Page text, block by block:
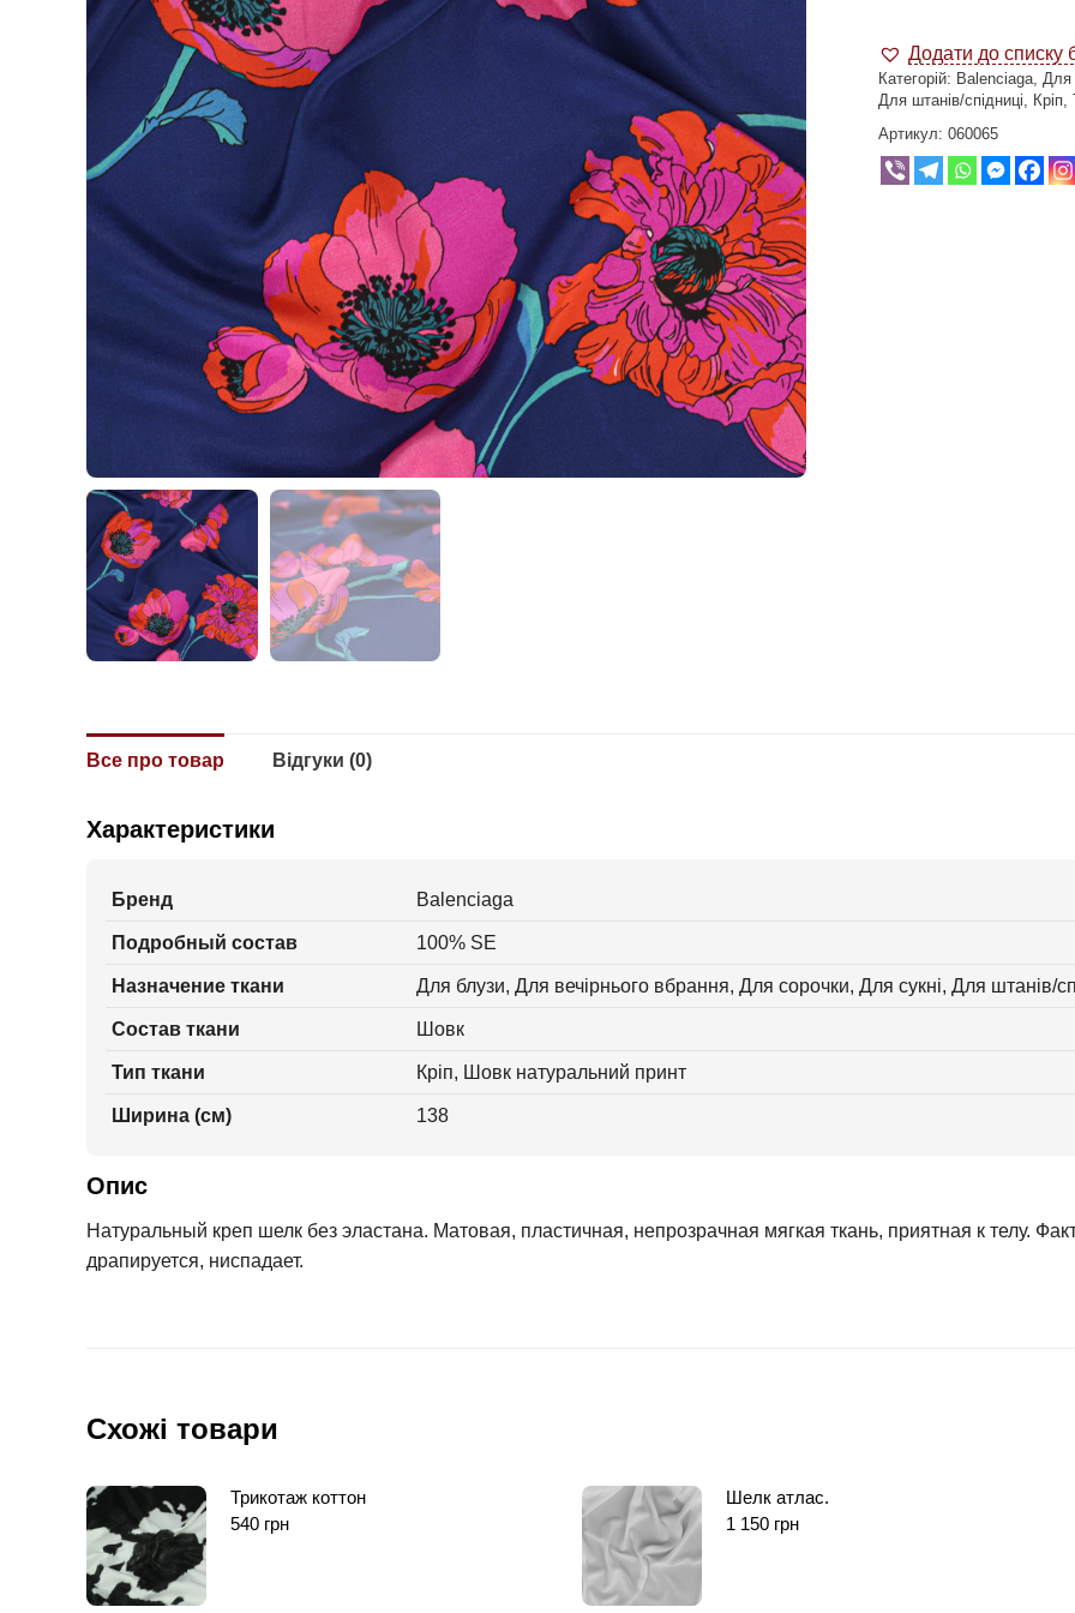
Додати до списку
Категорій: Balenciaga, Для
Для штанів/спідниці, Кріп,
Артикул: 060065
Все про товар Відгуки (0)
Характеристики
Бренд Balenciaga
Подробный состав 100% SE
Назначение ткани Для блузи, Для вечірнього вбрання, Для сорочки, Для сукні, Для штанів/
Состав ткани Шовк
Тип ткани Кріп, Шовк натуральний принт
Ширина (см) 138
Опис
Натуральный креп шелк без эластана. Матовая, пластичная, непрозрачная мягкая ткань, приятная к телу.
драпируется, ниспадает.
Схожі товари
Трикотаж коттон
540 грн
Шелк атлас.
1 150 грн